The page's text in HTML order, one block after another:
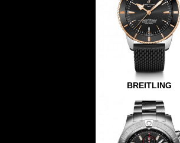
BREITLING